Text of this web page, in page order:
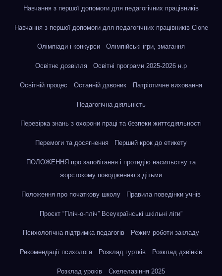
Навчання з першої допомоги для педагогічних працівників
Навчання з першої допомоги для педагогічних працівників Clone
Олімпіади і конкурси Олімпійські ігри, змагання
Освітнє дозвілля Освітні програми 2025-2026 н.р
Освітній процес Останній дзвоник Патріотичне виховання
Педагогічна діяльність
Перевірка знань з охорони праці та безпеки життєдіяльності
Перемоги та досягнення Перший крок до етикету
ПОЛОЖЕННЯ про запобігання і протидію насильству та
жорстокому поводженню з дітьми
Положення про початкову школу Правила поведінки учнів
Проєкт “Пліч-о-пліч” Всеукраїнські шкільні ліги”
Психологічна підтримка педагогів Режим роботи закладу
Рекомендації психолога Розклад гуртків Розклад дзвінків
Розклад уроків Скелелазіння 2025